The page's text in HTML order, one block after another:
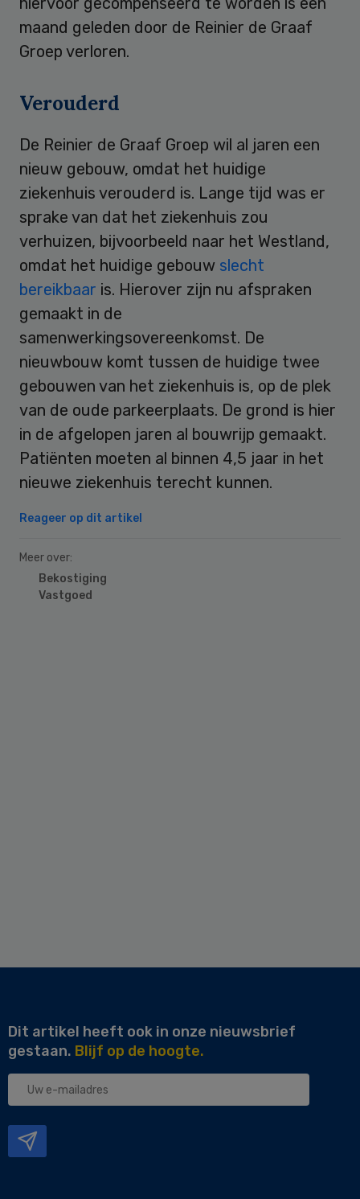
maand geleden door de Reinier de Graaf
Groep verloren.
Verouderd
De Reinier de Graaf Groep wil al jaren een
nieuw gebouw, omdat het huidige
ziekenhuis verouderd is. Lange tijd was er
sprake van dat het ziekenhuis zou
verhuizen, bijvoorbeeld naar het Westland,
omdat het huidige gebouw slecht
bereikbaar is. Hierover zijn nu afspraken
gemaakt in de
samenwerkingsovereenkomst. De
nieuwbouw komt tussen de huidige twee
gebouwen van het ziekenhuis is, op de plek
van de oude parkeerplaats. De grond is hier
in de afgelopen jaren al bouwrijp gemaakt.
Patiënten moeten al binnen 4,5 jaar in het
nieuwe ziekenhuis terecht kunnen.
Reageer op dit artikel
Meer over:
Bekostiging
Vastgoed
Dit artikel heeft ook in onze nieuwsbrief
gestaan. Blijf op de hoogte.
Uw